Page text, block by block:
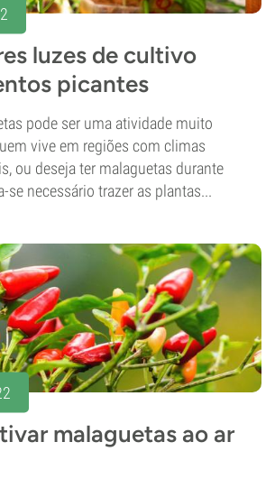
luzes de cultivo
picantes
pode ser uma atividade muito
vive em regiões com climas
ou deseja ter malaguetas durante
se necessário trazer as plantas...
malaguetas ao ar